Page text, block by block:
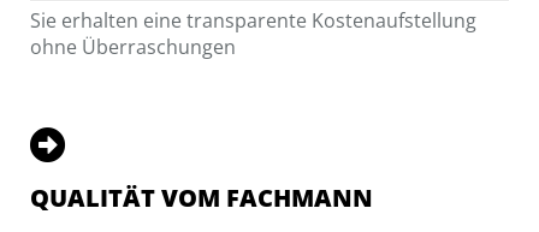
Sie erhalten eine transparente Kostenaufstellung
ohne Überraschungen
QUALITÄT VOM FACHMANN